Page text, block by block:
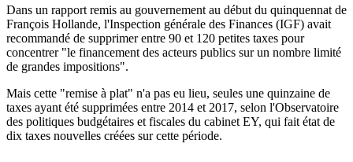
Dans un rapport remis au gouvernement au début du quinquennat de
François Hollande, l'Inspection générale des Finances (IGF) avait
recommandé de supprimer entre 90 et 120 petites taxes pour
concentrer "le financement des acteurs publics sur un nombre limité
de grandes impositions".
Mais cette "remise à plat" n'a pas eu lieu, seules une quinzaine de
taxes ayant été supprimées entre 2014 et 2017, selon l'Observatoire
des politiques budgétaires et fiscales du cabinet EY, qui fait état de
dix taxes nouvelles créées sur cette période.